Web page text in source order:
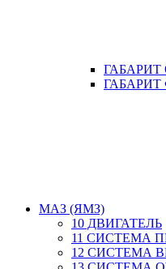
ГАБАРИТ
ГАБАРИТ
МАЗ (ЯМЗ)
10 ДВИГАТЕЛЬ
11 СИСТЕМА
12 СИСТЕМА